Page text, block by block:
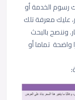
رسوم الخدمة أو
عليك معرفة تلك
بالبحث
تماما أو